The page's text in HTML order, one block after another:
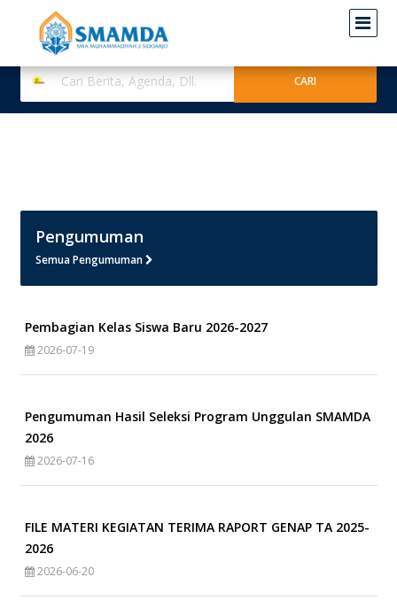
Pengumuman
Semua Pengumuman
Pembagian Kelas Siswa Baru 2026-2027
2026-07-19
Pengumuman Hasil Seleksi Program Unggulan SMAMDA
2026
2026-07-16
FILE MATERI KEGIATAN TERIMA RAPORT GENAP TA 2025-
2026
2026-06-20